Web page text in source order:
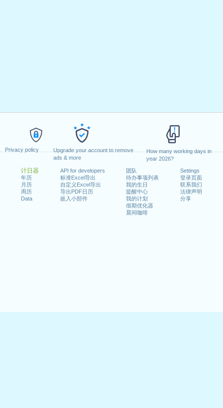
Privacy policy
Upgrade your account to remove
ads & more
How many working days in
year 2026?
计日器
年历
月历
周历
Data
API for developers
标准Excel导出
自定义Excel导出
导出PDF日历
嵌入小部件
团队
待办事项列表
我的生日
提醒中心
我的计划
假期优化器
晨间咖啡
Settings
登录页面
联系我们
法律声明
分享